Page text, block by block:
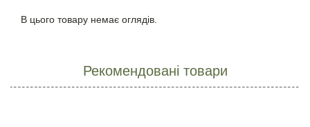
В цього товару немає оглядів.
Рекомендовані товари